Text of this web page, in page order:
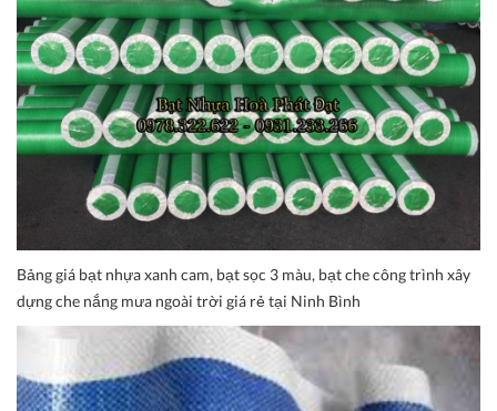
Bảng giá bạt nhựa xanh cam, bạt sọc 3 màu, bạt che công trình xây
dựng che nắng mưa ngoài trời giá rẻ tại Ninh Bình